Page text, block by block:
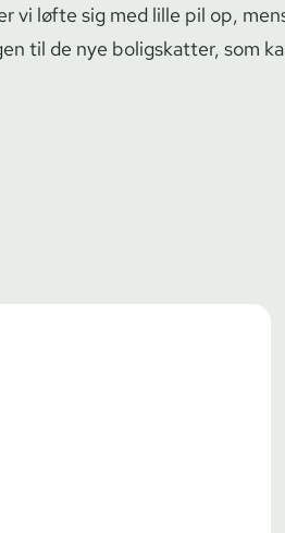
vi løfte sig med lille pil op,
til de nye boligskatter, som